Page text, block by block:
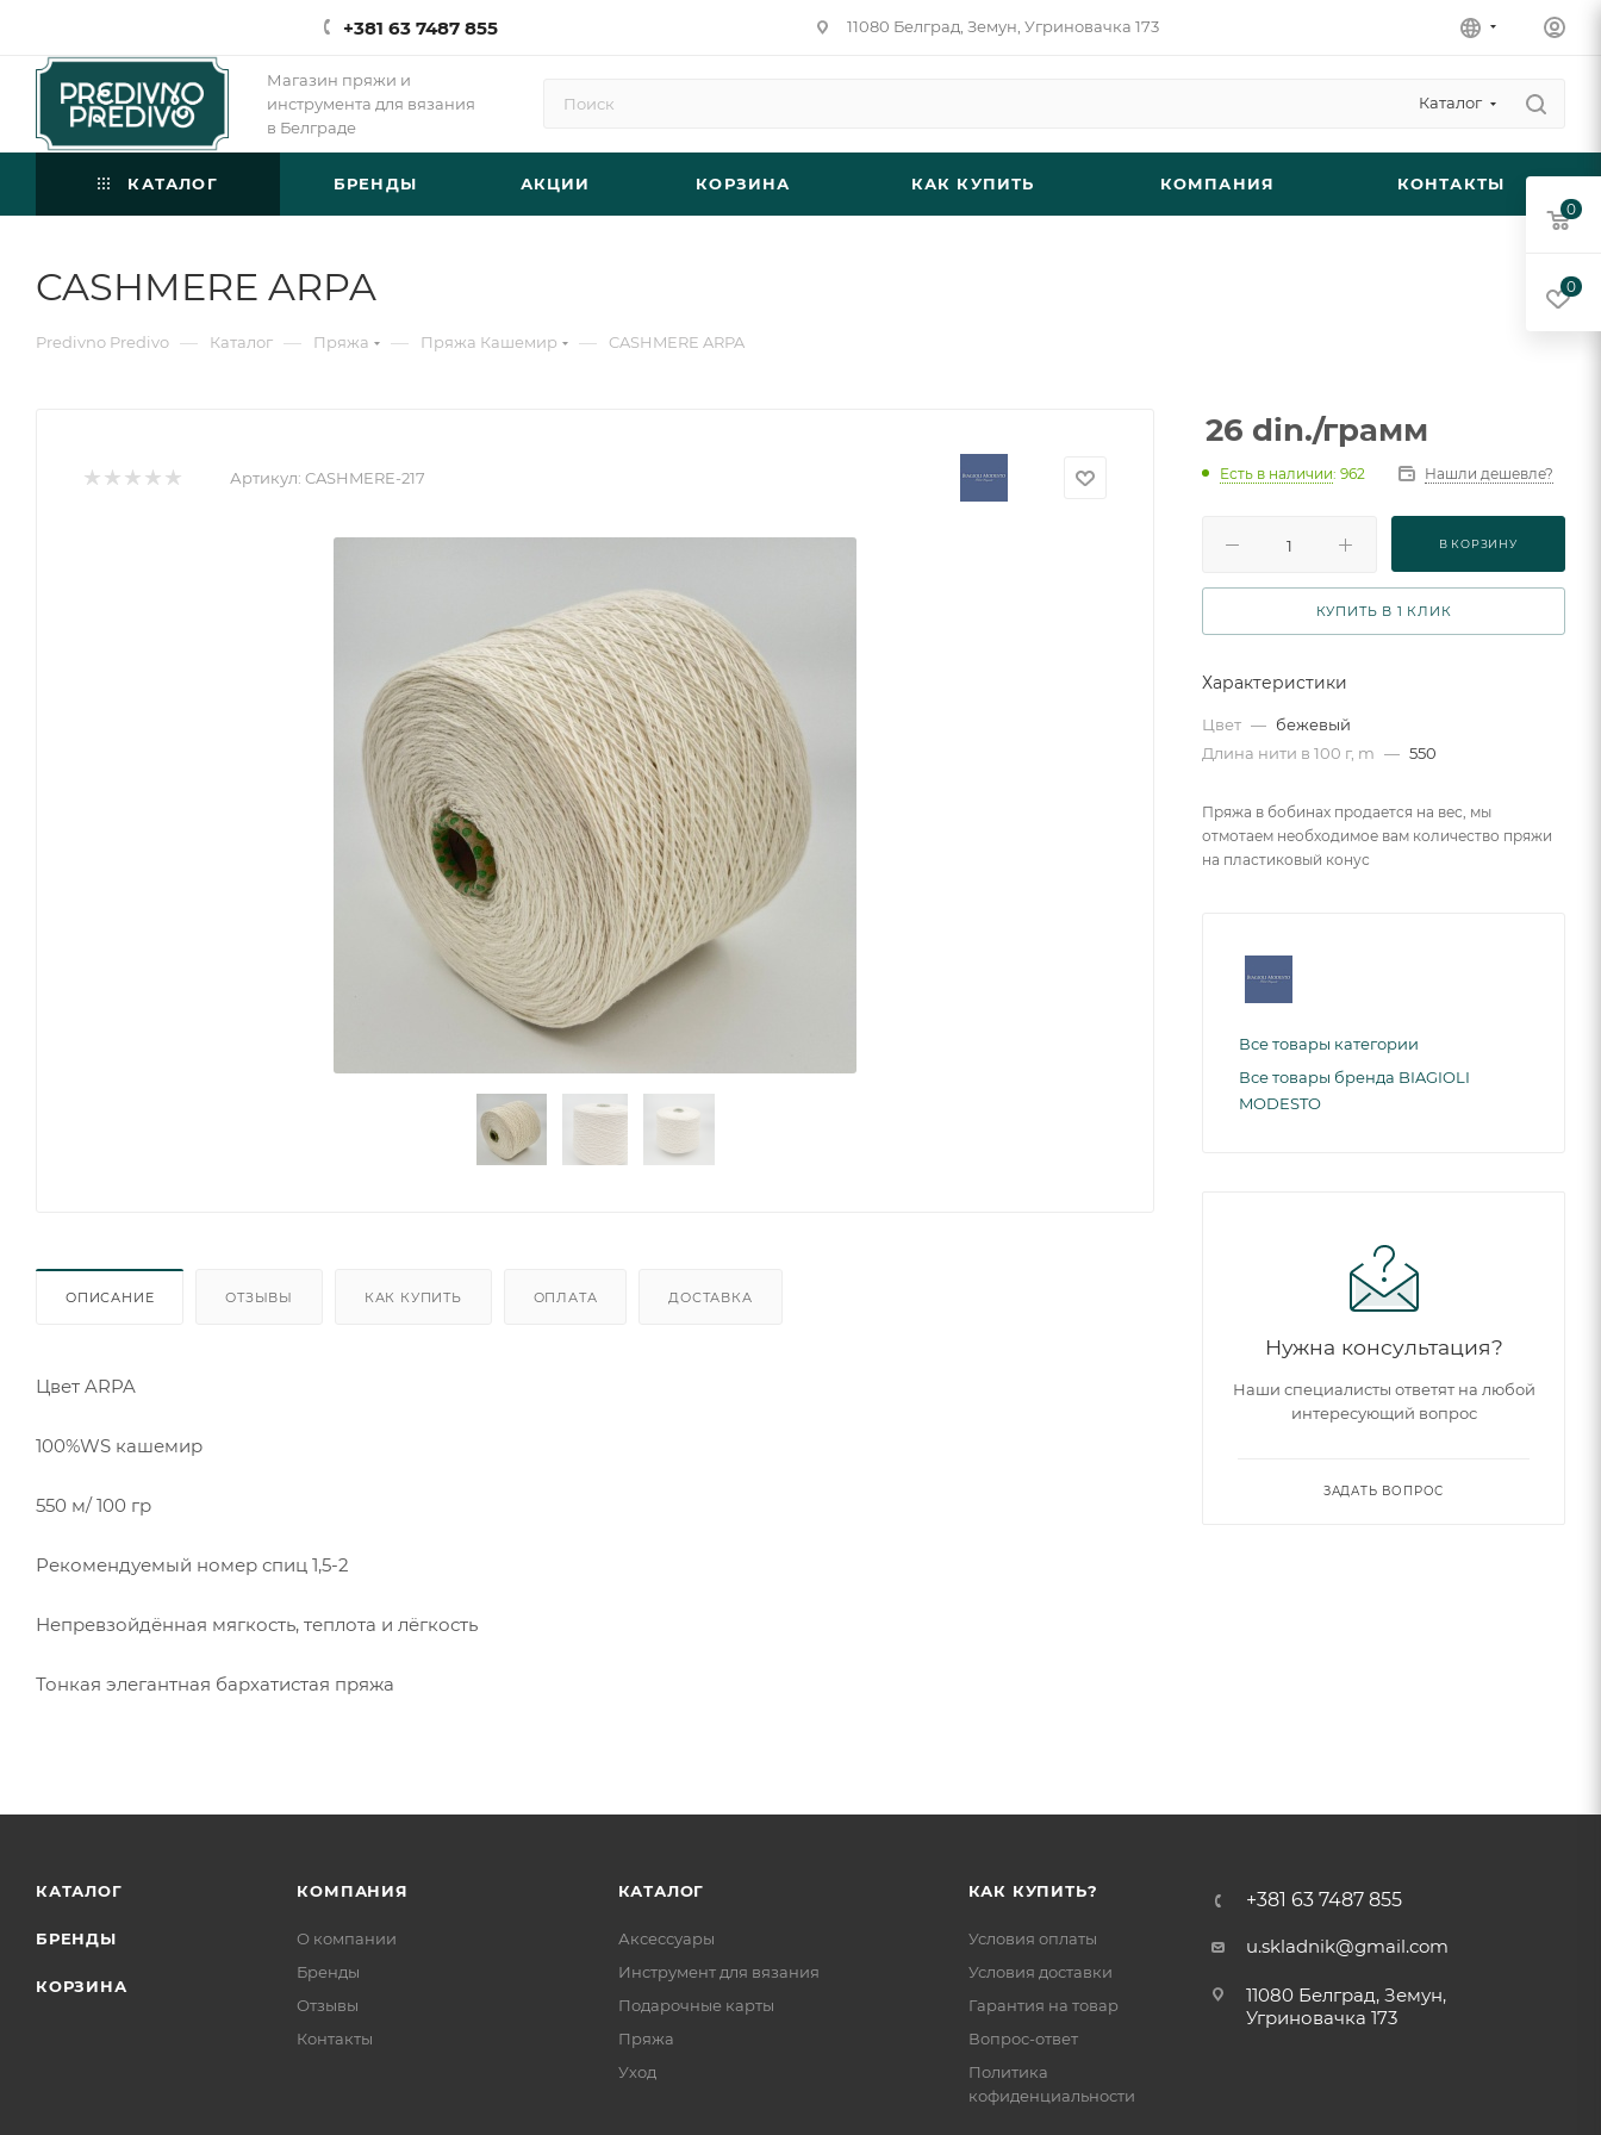
+381 63 7487 855 11080 Белград, Земун, Угриновачка 173
Магазин пряжи и
инструмента для вязания
в Белграде
Каталог
КАТАЛОГ БРЕНДЫ АКЦИИ КОРЗИНА КАК КУПИТЬ КОМПАНИЯ КОНТАКТЫ
CASHMERE ARPA
Predivno Predivo — Каталог — Пряжа — Пряжа Кашемир — CASHMERE ARPA
Артикул: CASHMERE-217
ОПИСАНИЕ ОТЗЫВЫ КАК КУПИТЬ ОПЛАТА ДОСТАВКА
Цвет ARPA
100%WS кашемир
550 м/ 100 гр
Рекомендуемый номер спиц 1,5-2
Непревзойдённая мягкость, теплота и лёгкость
Тонкая элегантная бархатистая пряжа
26 din./грамм
Есть в наличии: 962 Нашли дешевле?
В КОРЗИНУ
КУПИТЬ В 1 КЛИК
Характеристики
Цвет — бежевый
Длина нити в 100 г, m — 550
Пряжа в бобинах продается на вес, мы
отмотаем необходимое вам количество пряжи
на пластиковый конус
Все товары категории
Все товары бренда BIAGIOLI
MODESTO
Нужна консультация?
Наши специалисты ответят на любой
интересующий вопрос
ЗАДАТЬ ВОПРОС
КАТАЛОГ
БРЕНДЫ
КОРЗИНА
КОМПАНИЯ
О компании
Бренды
Отзывы
Контакты
КАТАЛОГ
Аксессуары
Инструмент для вязания
Подарочные карты
Пряжа
Уход
КАК КУПИТЬ?
Условия оплаты
Условия доставки
Гарантия на товар
Вопрос-ответ
Политика
кофиденциальности
+381 63 7487 855
u.skladnik@gmail.com
11080 Белград, Земун,
Угриновачка 173
0
0